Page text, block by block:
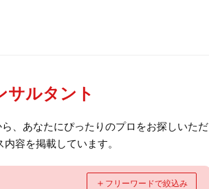
サルタント
、あなたにぴったりのプロをお探しいただ
容を掲載しています。
＋ フリーワードで絞込み